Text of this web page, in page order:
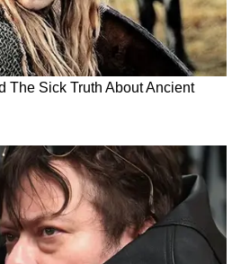
বৈঠকে কী বললেন শুভেন্দু
সঙ্গে বৈঠকে
অধিকারী। তিনি যে
তার মধ্যে রয়েছে-রোগী
লোক রাখা চলবে না।
হবে ৩১ মে'র মধ্যে।